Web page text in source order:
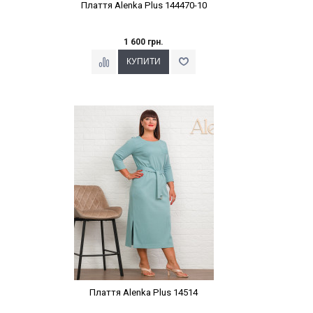
Плаття Alenka Plus 144470-10
1 600 грн.
Наклейки Варіант з %
Плаття Alenka Plus 14514